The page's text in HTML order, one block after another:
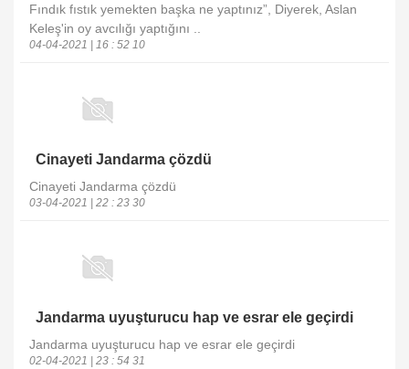
Fındık fıstık yemekten başka ne yaptınız”, Diyerek, Aslan
Keleş'in oy avcılığı yaptığını ..
04-04-2021 | 16 : 52 10
Cinayeti Jandarma çözdü
Cinayeti Jandarma çözdü
03-04-2021 | 22 : 23 30
Jandarma uyuşturucu hap ve esrar ele geçirdi
Jandarma uyuşturucu hap ve esrar ele geçirdi
02-04-2021 | 23 : 54 31